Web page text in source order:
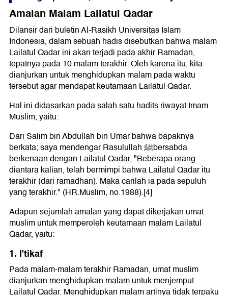
Amalan Malam Lailatul Qadar
Dilansir dari buletin Al-Rasikh Universitas Islam
Indonesia, dalam sebuah hadis disebutkan bahwa malam
Lailatul Qadar ini akan terjadi pada akhir Ramadan,
tepatnya pada 10 malam terakhir. Oleh karena itu, kita
dianjurkan untuk menghidupkan malam pada waktu
tersebut agar mendapat keutamaan Lailatul Qadar.
Hal ini didasarkan pada salah satu hadits riwayat Imam
Muslim, yaitu:
Dari Salim bin Abdullah bin Umar bahwa bapaknya
berkata; saya mendengar Rasulullah ﷺbersabda
berkenaan dengan Lailatul Qadar, "Beberapa orang
diantara kalian, telah bermimpi bahwa Lailatul Qadar itu
terakhir (dari ramadhan). Maka carilah ia pada sepuluh
yang terakhir." (HR.Muslim, no.1988).[4]
Adapun sejumlah amalan yang dapat dikerjakan umat
muslim untuk memperoleh keutamaan malam Lailatul
Qadar, yaitu:
1. I'tikaf
Pada malam-malam terakhir Ramadan, umat muslim
dianjurkan menghidupkan malam untuk menjemput
Lailatul Qadar. Menghidupkan malam artinya tidak terpaku